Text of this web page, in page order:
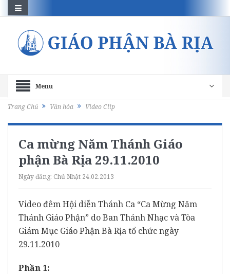
Menu
Trang Chủ Văn hóa Video Clip
Ca mừng Năm Thánh Giáo
phận Bà Rịa 29.11.2010
Ngày đăng: Chủ Nhật 24.02.2013
Video đêm Hội diễn Thánh Ca “Ca Mừng Năm
Thánh Giáo Phận” do Ban Thánh Nhạc và Tòa
Giám Mục Giáo Phận Bà Rịa tổ chức ngày
29.11.2010
Phần 1: